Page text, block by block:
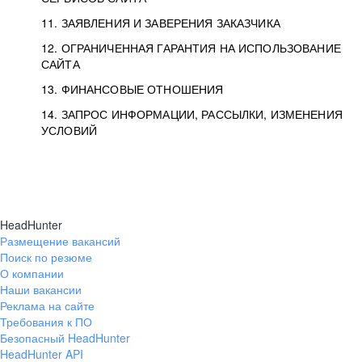
11. ЗАЯВЛЕНИЯ И ЗАВЕРЕНИЯ ЗАКАЗЧИКА
12. ОГРАНИЧЕННАЯ ГАРАНТИЯ НА ИСПОЛЬЗОВАНИЕ
САЙТА
13. ФИНАНСОВЫЕ ОТНОШЕНИЯ
14. ЗАПРОС ИНФОРМАЦИИ, РАССЫЛКИ, ИЗМЕНЕНИЯ
УСЛОВИЙ
HeadHunter
Размещение вакансий
Поиск по резюме
О компании
Наши вакансии
Реклама на сайте
Требования к ПО
Безопасный HeadHunter
HeadHunter API